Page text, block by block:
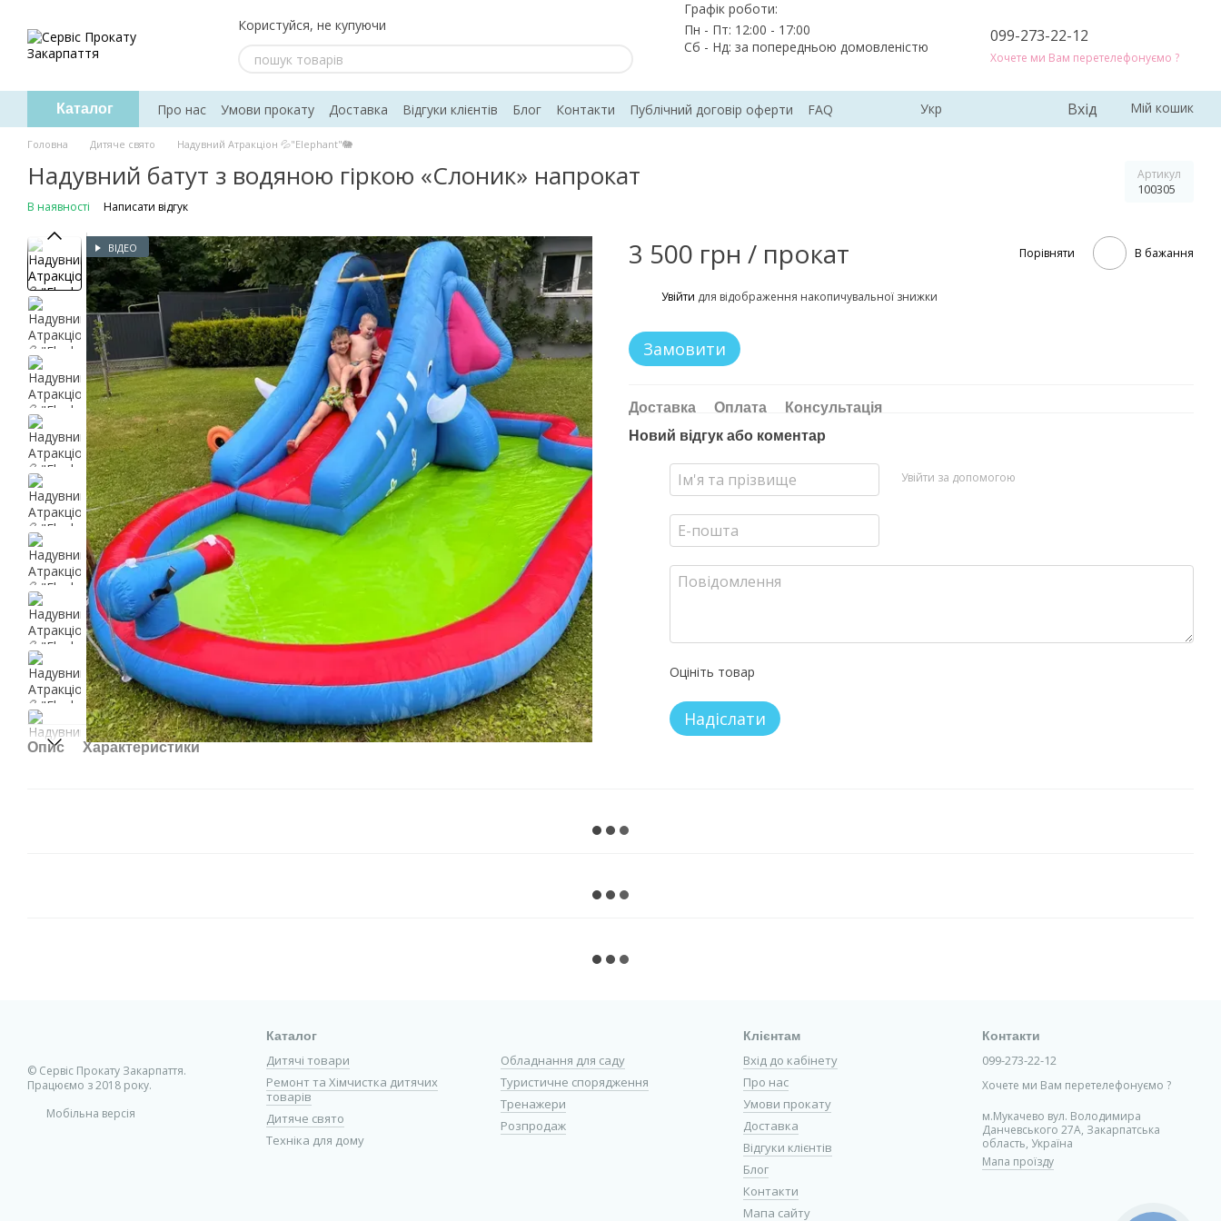
Користуйся, не купуючи
Графік роботи:
Пн - Пт: 12:00 - 17:00
Сб - Нд: за попередньою домовленістю
099-273-22-12
Хочете ми Вам перетелефонуємо ?
Каталог Про нас Умови прокату Доставка Відгуки клієнтів Блог Контакти Публічний договір оферти FAQ Укр Вхід Мій кошик
Головна Дитяче свято Надувний Атракціон 💦"Elephant"🐘
Надувний батут з водяною гіркою «Слоник» напрокат Артикул
100305
В наявності Написати відгук
ВІДЕО
Опис Характеристики
3 500 грн / прокат Порівняти В бажання
Увійти для відображення накопичувальної знижки
Замовити
Доставка Оплата
Консультація
Новий відгук або коментар
Увійти за допомогою
Оцініть товар
Надіслати
© Сервіс Прокату Закарпаття.
Працюємо з 2018 року.
Мобільна версія
Каталог
Дитячі товари
Ремонт та Хімчистка дитячих
товарів
Дитяче свято
Техніка для дому
Обладнання для саду
Туристичне спорядження
Тренажери
Розпродаж
Клієнтам
Вхід до кабінету
Про нас
Умови прокату
Доставка
Відгуки клієнтів
Блог
Контакти
Мапа сайту
Контакти
099-273-22-12
Хочете ми Вам перетелефонуємо ?
м.Мукачево вул. Володимира
Данчевського 27А, Закарпатська
область, Україна
Мапа проїзду